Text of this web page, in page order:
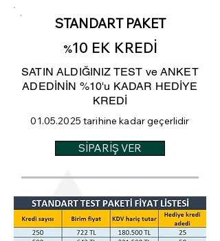
STANDART PAKET
%10 EK KREDİ
SATIN ALDIĞINIZ TEST ve ANKET
ADEDİNİN %10'u KADAR HEDİYE
KREDİ
01.05.2025 tarihine kadar geçerlidir
SİPARİŞ VER